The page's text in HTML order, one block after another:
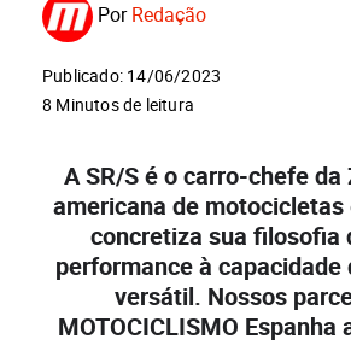
PorRedação
Publicado: 14/06/2023
8 Minutos de leitura
A SR/S é o carro-chefe da
americana de
concretiza sua filosofia
performance à capacidade
versátil. Nossos
MOTOCICLISMO Espanha